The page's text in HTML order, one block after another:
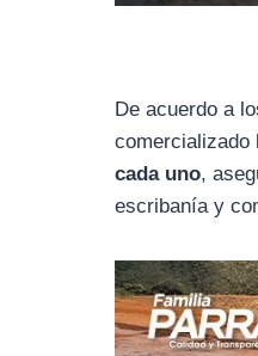
De acuerdo a
comercializado
cada uno,
escribanía y